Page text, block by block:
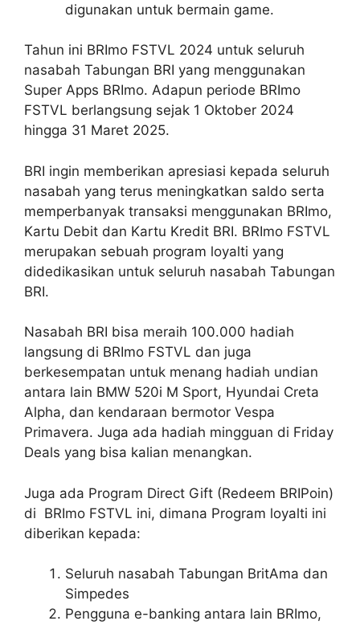
digunakan untuk bermain game.
Tahun ini BRImo FSTVL 2024 untuk seluruh
nasabah Tabungan BRI yang menggunakan
Super Apps BRImo. Adapun periode BRImo
FSTVL berlangsung sejak 1 Oktober 2024
hingga 31 Maret 2025.
BRI ingin memberikan apresiasi kepada seluruh
nasabah yang terus meningkatkan saldo serta
memperbanyak transaksi menggunakan BRImo,
Kartu Debit dan Kartu Kredit BRI. BRImo FSTVL
merupakan sebuah program loyalti yang
didedikasikan untuk seluruh nasabah Tabungan
BRI.
Nasabah BRI bisa meraih 100.000 hadiah
langsung di BRImo FSTVL dan juga
berkesempatan untuk menang hadiah undian
antara lain BMW 520i M Sport, Hyundai Creta
Alpha, dan kendaraan bermotor Vespa
Primavera. Juga ada hadiah mingguan di Friday
Deals yang bisa kalian menangkan.
Juga ada Program Direct Gift (Redeem BRIPoin)
di BRImo FSTVL ini, dimana Program loyalti ini
diberikan kepada:
Seluruh nasabah Tabungan BritAma dan
Simpedes
Pengguna e-banking antara lain BRImo,